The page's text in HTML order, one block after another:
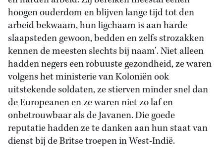
hoogen ouderdom en blijven lange tijd tot den
arbeid bekwaam, hun ligchaam is aan harde
slaapsteden gewoon, bedden en zelfs strozakken
kennen de meesten slechts bij naam’. Niet alleen
hadden negers een robuuste gezondheid, ze waren
volgens het ministerie van Koloniën ook
uitstekende soldaten, ze stierven minder snel dan
de Europeanen en ze waren niet zo laf en
onbetrouwbaar als de Javanen. Die goede
reputatie hadden ze te danken aan hun staat van
dienst bij de Britse troepen in West-Indië.